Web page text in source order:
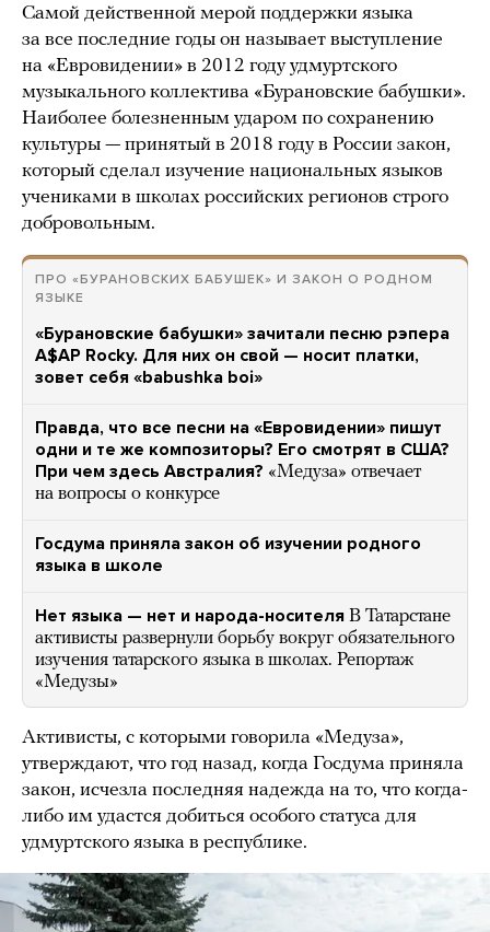
Самой действенной мерой поддержки языка
за все последние годы он называет выступление
на «Евровидении» в 2012 году удмуртского
музыкального коллектива «Бурановские бабушки».
Наиболее болезненным ударом по сохранению
культуры — принятый в 2018 году в России закон,
который сделал изучение национальных языков
учениками в школах российских регионов строго
добровольным.
ПРО «БУРАНОВСКИХ БАБУШЕК» И ЗАКОН О РОДНОМ
ЯЗЫКЕ
«Бурановские бабушки» зачитали песню рэпера
A$AP Rocky. Для них он свой — носит платки,
зовет себя «babushka boi»
Правда, что все песни на «Евровидении» пишут
одни и те же композиторы? Его смотрят в США?
При чем здесь Австралия? «Медуза» отвечает
на вопросы о конкурсе
Госдума приняла закон об изучении родного
языка в школе
Нет языка — нет и народа-носителя В Татарстане
активисты развернули борьбу вокруг обязательного
изучения татарского языка в школах. Репортаж
«Медузы»
Активисты, с которыми говорила «Медуза»,
утверждают, что год назад, когда Госдума приняла
закон, исчезла последняя надежда на то, что когда-
либо им удастся добиться особого статуса для
удмуртского языка в республике.